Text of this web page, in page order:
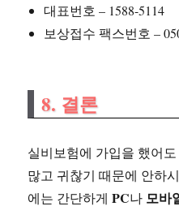
대표번호 – 1588-5114
보상접수 팩스번호 –
8. 결론
실비보험에 가입을 했어
많고 귀찮기 때문에 안하
에는 간단하게PC나 모바